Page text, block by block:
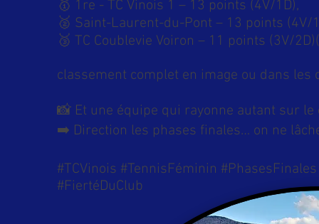
🥇 1re - TC Vinois 1 – 13 points (4V/1D),
🥈 Saint-Laurent-du-Pont – 13 points (4V/
🥉 TC Coublevie Voiron – 11 points (3V/2D)(
classement complet en image ou dans les
📸 Et une équipe qui rayonne autant sur le
➡️ Direction les phases finales… on ne
#TCVinois #TennisFéminin
#FiertéDuClub